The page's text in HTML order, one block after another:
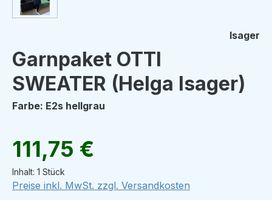
Isager
Garnpaket OTTI
SWEATER (Helga Isager)
Farbe: E2s hellgrau
Regulärer Preis:
111,75 €
Inhalt: 1 Stück
Preise inkl. MwSt. zzgl. Versandkosten